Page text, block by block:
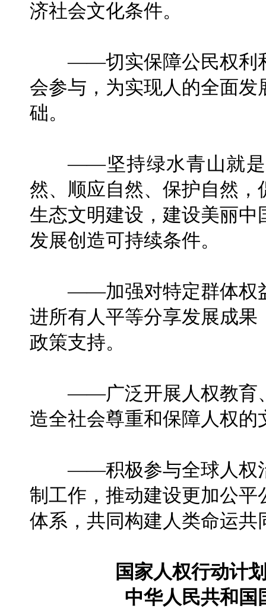
济社会文化条件。
——切实保障公民权利和
会参与，为实现人的全面
础。
——坚持绿水青山就是
然、顺应自然、保护自然
生态文明建设，建设美丽
发展创造可持续条件。
——加强对特定群体权益
进所有人平等分享发展成
政策支持。
——广泛开展人权教育、
造全社会尊重和保障人权的
——积极参与全球人权治
制工作，推动建设更加公
体系，共同构建人类命运共
国家人权行动计
中华人民共和国